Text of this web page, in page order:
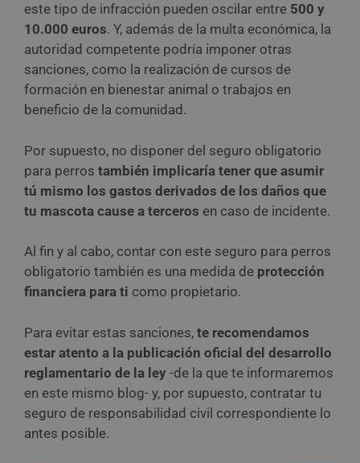
este tipo de infracción pueden oscilar entre 500 y
10.000 euros. Y, además de la multa económica, la
autoridad competente podría imponer otras
sanciones, como la realización de cursos de
formación en bienestar animal o trabajos en
beneficio de la comunidad.
Por supuesto, no disponer del seguro obligatorio
para perros también implicaría tener que asumir
tú mismo los gastos derivados de los daños que
tu mascota cause a terceros en caso de incidente.
Al fin y al cabo, contar con este seguro para perros
obligatorio también es una medida de protección
financiera para ti como propietario.
Para evitar estas sanciones, te recomendamos
estar atento a la publicación oficial del desarrollo
reglamentario de la ley -de la que te informaremos
en este mismo blog- y, por supuesto, contratar tu
seguro de responsabilidad civil correspondiente lo
antes posible.